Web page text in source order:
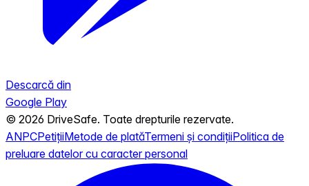
Descarcă din
Google Play
© 2026 DriveSafe. Toate drepturile rezervate.
ANPCPetițiiMetode de platăTermeni și condițiiPolitica de
preluare datelor cu caracter personal